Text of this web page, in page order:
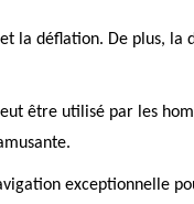
la déflation. De plus,
être utilisé par les
exceptionnelle